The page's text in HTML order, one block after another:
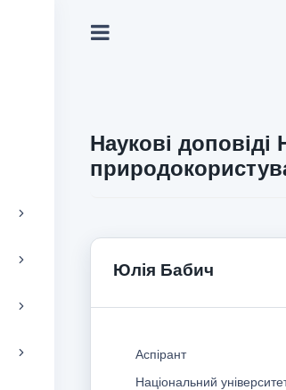
Наукові доповіді
Юлія Бабич
Аспірант
Національний